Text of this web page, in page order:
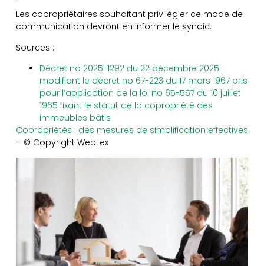
Les copropriétaires souhaitant privilégier ce mode de
communication devront en informer le syndic.
Sources :
Décret no 2025-1292 du 22 décembre 2025
modifiant le décret no 67-223 du 17 mars 1967 pris
pour l’application de la loi no 65-557 du 10 juillet
1965 fixant le statut de la copropriété des
immeubles bâtis
Copropriétés : des mesures de simplification effectives
– © Copyright WebLex